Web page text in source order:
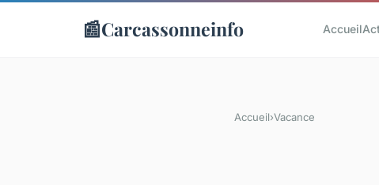
📰Carcassonneinfo Accueil
Accueil›Vacance